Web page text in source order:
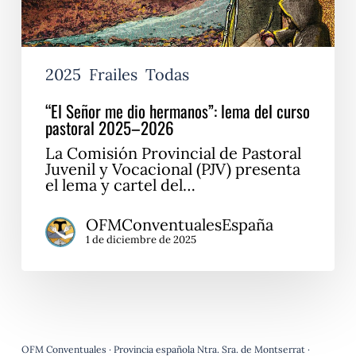
2025–
2026
2025 Frailes Todas
“El Señor me dio hermanos”: lema del curso
pastoral 2025–2026
La Comisión Provincial de Pastoral
Juvenil y Vocacional (PJV) presenta
el lema y cartel del…
OFMConventualesEspaña
1 de diciembre de 2025
OFM Conventuales · Provincia española Ntra. Sra. de Montserrat ·